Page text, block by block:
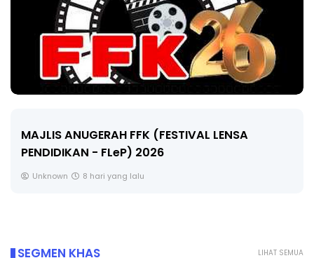
MAJLIS ANUGERAH FFK (FESTIVAL LENSA
PENDIDIKAN - FLeP) 2026
Unknown 8 hari yang lalu
LIHAT SEMUA
SEGMEN KHAS